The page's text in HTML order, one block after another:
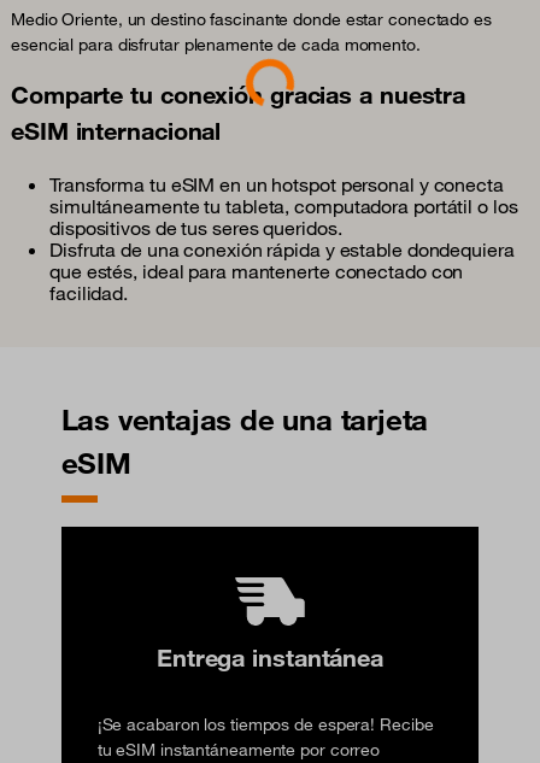
Medio Oriente, un destino fascinante donde estar conectado es
esencial para disfrutar plenamente de cada momento.
Comparte tu conexión gracias a nuestra
eSIM internacional
Transforma tu eSIM en un hotspot personal y conecta
simultáneamente tu tableta, computadora portátil o los
dispositivos de tus seres queridos.
Disfruta de una conexión rápida y estable dondequiera
que estés, ideal para mantenerte conectado con
facilidad.
Las ventajas de una tarjeta
eSIM
Entrega instantánea
¡Se acabaron los tiempos de espera! Recibe
tu eSIM instantáneamente por correo
Loading...